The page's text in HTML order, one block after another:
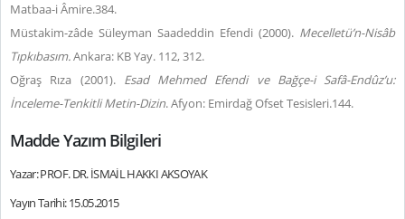
Matbaa-i Âmire.384.
Müstakim-zâde Süleyman Saadeddin Efendi (2000). Mecelletü’n-Nisâb
Tıpkıbasım.Ankara: KB Yay. 112, 312.
Oğraş Rıza (2001). Esad Mehmed Efendi ve Bağçe-i Safâ-Endûz’u:
İnceleme-Tenkitli Metin-Dizin. Afyon: Emirdağ Ofset Tesisleri.144.
Madde Yazım Bilgileri
Yazar: PROF. DR. İSMAİL HAKKI AKSOYAK
Yayın Tarihi: 15.05.2015